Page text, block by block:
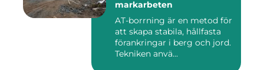
markarbeten
AT-borrning är en metod för
att skapa stabila, hållfasta
förankringar i berg och jord.
Tekniken anvä...